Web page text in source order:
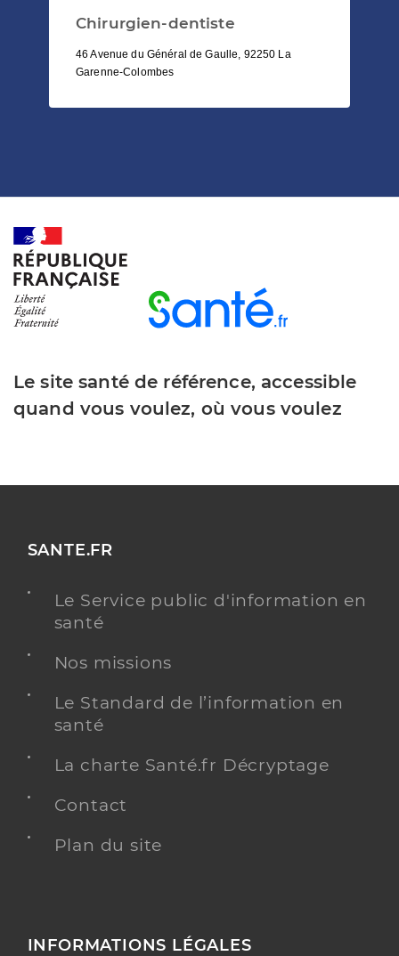
Chirurgien-dentiste
46 Avenue du Général de Gaulle, 92250 La
Garenne-Colombes
Le site santé de référence, accessible
quand vous voulez, où vous voulez
SANTE.FR
Le Service public d'information en
santé
Nos missions
Le Standard de l’information en
santé
La charte Santé.fr Décryptage
Contact
Plan du site
INFORMATIONS LÉGALES